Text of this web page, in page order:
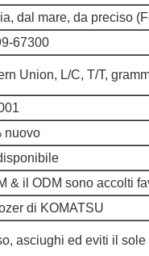
dal mare, da preciso
67300
Union, L/C, T/T,
nuovo
& il ODM sono accolti
di KOMATSU
asciughi ed eviti il sole